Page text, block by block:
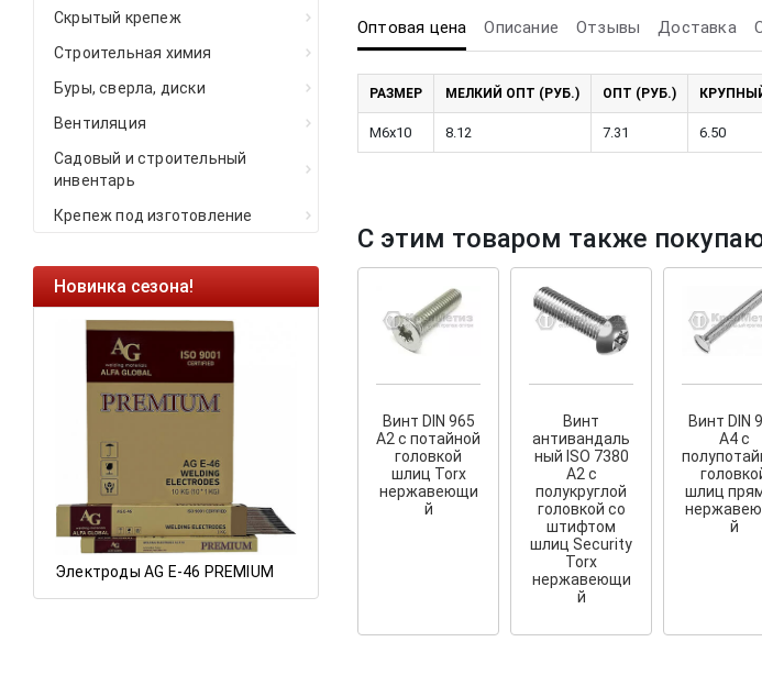
Скрытый крепеж
Строительная химия
Буры, сверла, диски
Вентиляция
Садовый и строительный
инвентарь
Крепеж под изготовление
Новинка сезона!
Электроды AG E-46 PREMIUM
Ликвидация остатков!
Саморезы кровельные HKR-R
HARPOON EURO
остатков по ценам 2020 года!
Крепление террас и
и фасадов
Оптовая цена Описание Отзывы Доставка
РАЗМЕР МЕЛКИЙ ОПТ (РУБ.) ОПТ (РУБ.)
M6x10 8.12 7.31 6.50
С этим товаром также
Винт DIN 965
A2 с потайной
головкой
шлиц Torx
нержавеющи
й
Винт
антивандаль
ный ISO 7380
А2 с
полукруглой
головкой со
штифтом
шлиц Security
Torx
нержавеющи
й
Винт DIN
A4 с
шлиц
й